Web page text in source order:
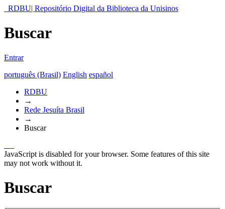
RDBU| Repositório Digital da Biblioteca da Unisinos
Buscar
Entrar
português (Brasil) English español
RDBU
→
Rede Jesuíta Brasil
→
Buscar
JavaScript is disabled for your browser. Some features of this site
may not work without it.
Buscar